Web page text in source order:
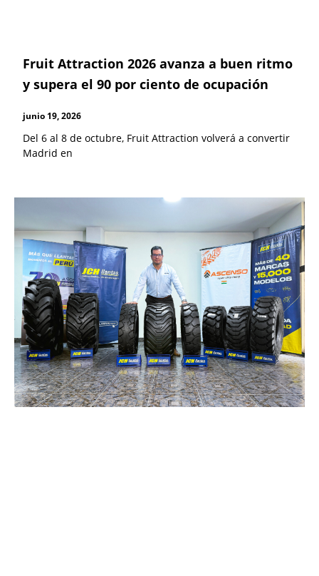
Fruit Attraction 2026 avanza a buen ritmo
y supera el 90 por ciento de ocupación
junio 19, 2026
Del 6 al 8 de octubre, Fruit Attraction volverá a convertir
Madrid en